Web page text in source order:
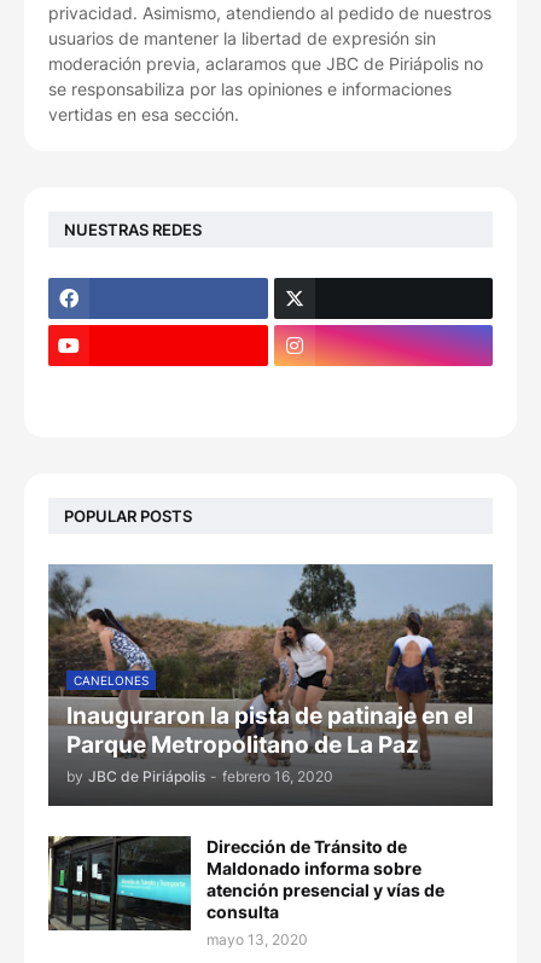
privacidad. Asimismo, atendiendo al pedido de nuestros
usuarios de mantener la libertad de expresión sin
moderación previa, aclaramos que JBC de Piriápolis no
se responsabiliza por las opiniones e informaciones
vertidas en esa sección.
NUESTRAS REDES
POPULAR POSTS
CANELONES
Inauguraron la pista de patinaje en el
Parque Metropolitano de La Paz
by JBC de Piriápolis - febrero 16, 2020
Dirección de Tránsito de
Maldonado informa sobre
atención presencial y vías de
consulta
mayo 13, 2020